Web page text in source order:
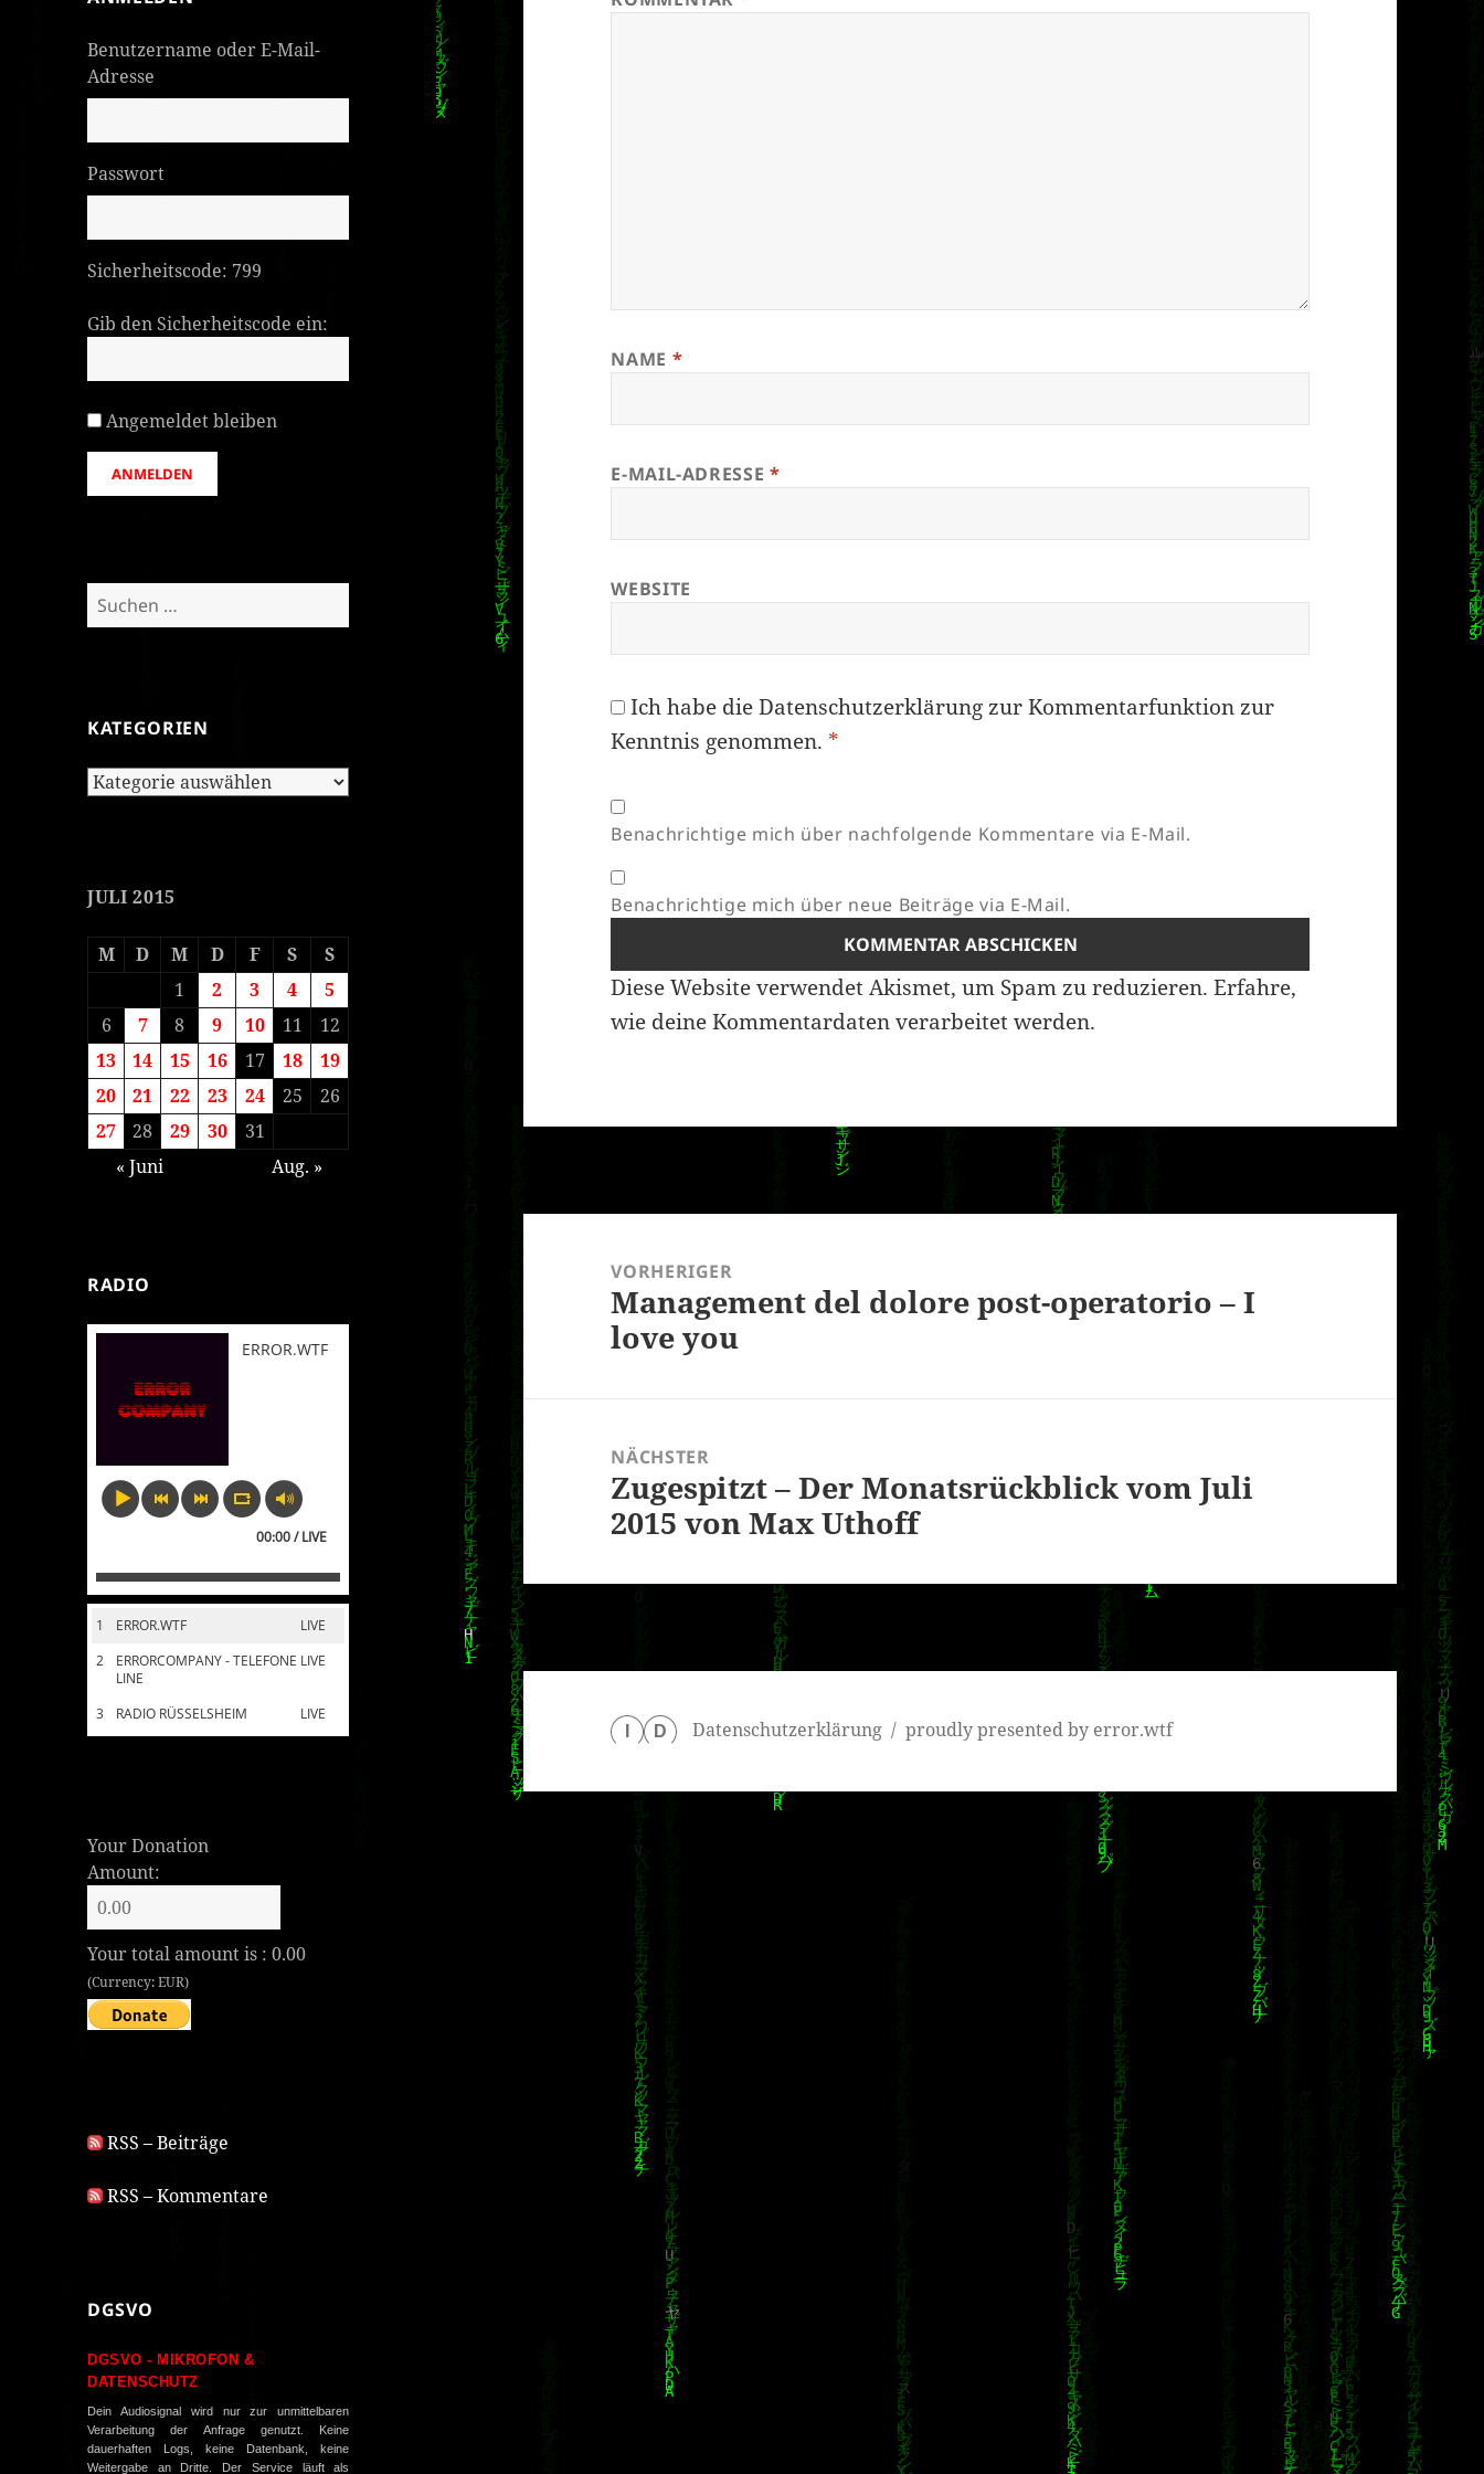
Benutzername oder E-Mail-
Adresse
Passwort
Sicherheitscode: 799
Gib den Sicherheitscode ein:
Angemeldet bleiben
ANMELDEN
Suchen
nach:
KATEGORIEN
Kategorien
JULI 2015
M D M D F S
S
1
2 3 4
5
6
7 8 9 10 11
12
13
14 15 16 17 18
19
20
21 22 23 24 25
26
27
28 29 30
31
« Juni
Aug. »
RADIO
ERROR.WTF
00:00 / LIVE
1 LIVE
ERROR.WTF
2
LIVE
ERRORCOMPANY - TELEFONE
LINE
3
LIVE
RADIO RÜSSELSHEIM
Your Donation
Amount:
Your total amount is :0.00
(Currency: EUR)
RSS – Beiträge
RSS – Kommentare
DGSVO
DGSVO - MIKROFON &
DATENSCHUTZ
Dein Audiosignal wird nur zur unmittelbaren
Verarbeitung der Anfrage genutzt. Keine
dauerhaften Logs, keine Datenbank, keine
Weitergabe an Dritte. Der Service läuft als
NAME *
E-MAIL-ADRESSE *
WEBSITE
Ich habe dieDatenschutzerklärungzur Kommentarfunktion zur
Kenntnis genommen. *
Benachrichtige mich über nachfolgende Kommentare via E-Mail.
Benachrichtige mich über neue Beiträge via E-Mail.
Diese Website verwendet Akismet, um Spam zu reduzieren.Erfahre,
wie deine Kommentardaten verarbeitet werden.
VORHERIGER
Vorheriger
Beitrag:
Management del dolore post-operatorio – I
love you
NÄCHSTER
Nächster
Beitrag:
Zugespitzt – Der Monatsrückblick vom Juli
2015 von Max Uthoff
D Datenschutzerklärung proudly presented by error.wtf